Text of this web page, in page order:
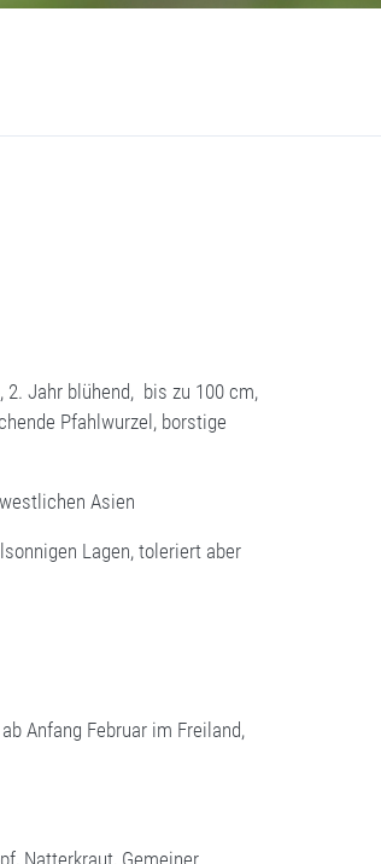
2. Jahr blühend, bis zu 100 cm,
Pfahlwurzel, borstige
Asien
Lagen, toleriert aber
Anfang Februar im Freiland,
Natterkraut, Gemeiner